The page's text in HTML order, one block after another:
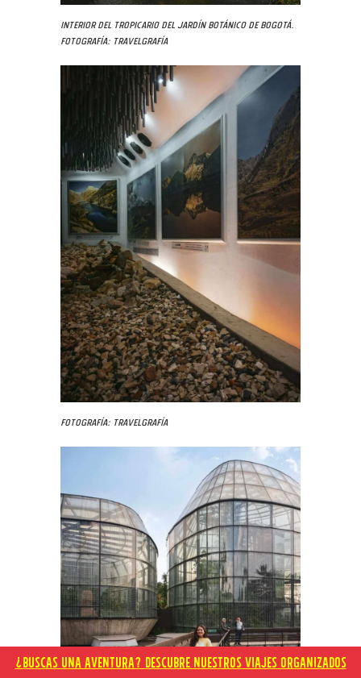
Interior del Tropicario del Jardín Botánico de Bogotá.
Fotografía: Travelgrafía
Fotografía: Travelgrafía
¿BUSCAS UNA AVENTURA? DESCUBRE NUESTROS VIAJES ORGANIZADOS